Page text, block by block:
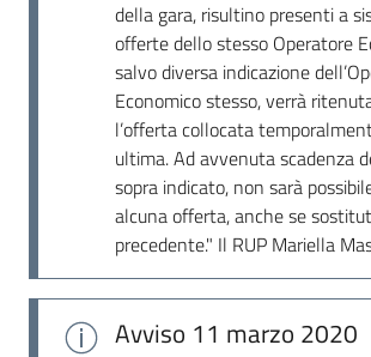
della gara, risultino presenti a
offerte dello stesso Operatore
salvo diversa indicazione
Economico stesso, verrà
l’offerta collocata
ultima. Ad avvenuta scadenza
sopra indicato, non sarà
alcuna offerta, anche se
precedente." Il RUP Mariella
Avviso 11 marzo 2020